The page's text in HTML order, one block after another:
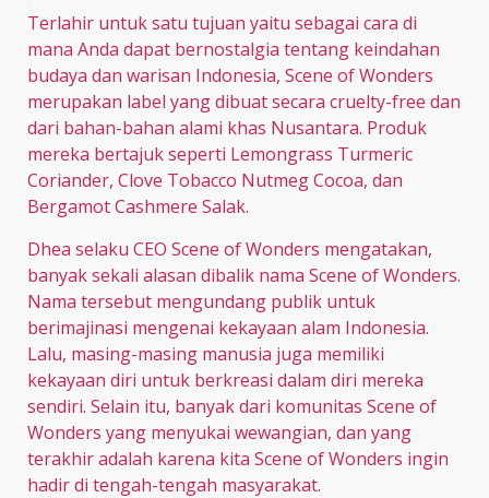
Terlahir untuk satu tujuan yaitu sebagai cara di
mana Anda dapat bernostalgia tentang keindahan
budaya dan warisan Indonesia, Scene of Wonders
merupakan label yang dibuat secara cruelty-free dan
dari bahan-bahan alami khas Nusantara. Produk
mereka bertajuk seperti Lemongrass Turmeric
Coriander, Clove Tobacco Nutmeg Cocoa, dan
Bergamot Cashmere Salak.
Dhea selaku CEO Scene of Wonders mengatakan,
banyak sekali alasan dibalik nama Scene of Wonders.
Nama tersebut mengundang publik untuk
berimajinasi mengenai kekayaan alam Indonesia.
Lalu, masing-masing manusia juga memiliki
kekayaan diri untuk berkreasi dalam diri mereka
sendiri. Selain itu, banyak dari komunitas Scene of
Wonders yang menyukai wewangian, dan yang
terakhir adalah karena kita Scene of Wonders ingin
hadir di tengah-tengah masyarakat.